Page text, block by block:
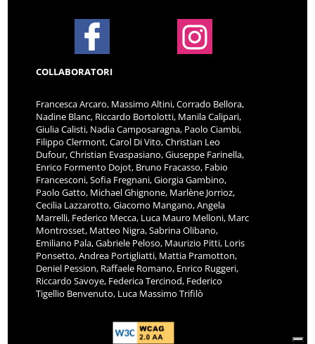
COLLABORATORI
Francesca Arcaro, Massimo Altini, Corrado Bellora,
Nadine Blanc, Riccardo Bortolotti, Manila Calipari,
Giulia Calisti, Nadia Camposaragna, Paolo Ciambi,
Filippo Clermont, Carol Di Vito, Christian Leo
Dufour, Christian Evaspasiano, Giuseppe Farinella,
Enrico Formento Dojot, Bruno Fracasso, Fabio
Francesconi, Sofia Fregnani, Giorgia Gambino,
Paolo Gatto, Michael Ghignone, Marlène Jorrioz,
Cecilia Lazzarotto, Giacomo Mangano, Angela
Marrelli, Federico Mecca, Luca Mauro Melloni, Marc
Montrosset, Matteo Nigra, Sabrina Olibano,
Emiliano Pala, Gabriele Peloso, Maurizio Pitti, Loris
Ponsetto, Andrea Portigliatti, Mattia Pramotton,
Deniel Pession, Raffaele Romano, Enrico Ruggeri,
Riccardo Savoye, Federica Tercinod, Federico
Tigellio Benvenuto, Luca Massimo Trifilò